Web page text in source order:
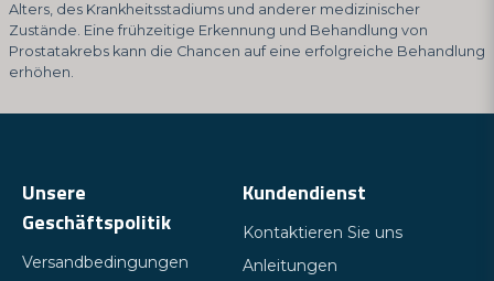
Alters, des Krankheitsstadiums und anderer medizinischer
Zustände. Eine frühzeitige Erkennung und Behandlung von
Prostatakrebs kann die Chancen auf eine erfolgreiche Behandlung
erhöhen.
Unsere
Geschäftspolitik
Versandbedingungen
Kundendienst
Kontaktieren Sie uns
Anleitungen